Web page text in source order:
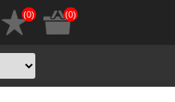
(0) (0)